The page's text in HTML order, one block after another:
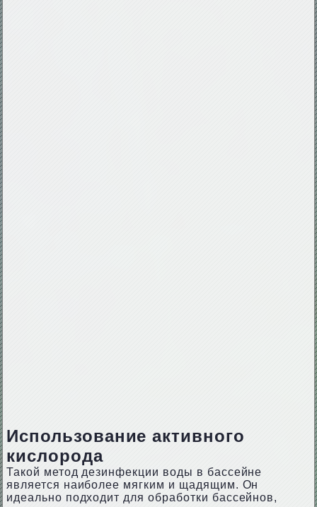
Использование активного
кислорода
Такой метод дезинфекции воды в бассейне
является наиболее мягким и щадящим. Он
идеально подходит для обработки бассейнов,